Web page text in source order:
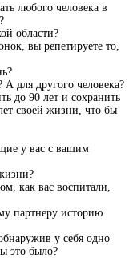
любого человека в
области?
вы репетируете то,
для другого человека?
до 90 лет и сохранить
своей жизни, что бы
у вас с вашим
как вас воспитали,
партнеру историю
у себя одно
это было?